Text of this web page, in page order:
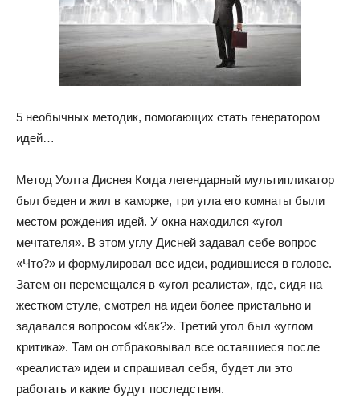
5 необычных методик, помогающих стать генератором
идей…
Метод Уолта Диснея Когда легендарный мультипликатор
был беден и жил в каморке, три угла его комнаты были
местом рождения идей. У окна находился «угол
мечтателя». В этом углу Дисней задавал себе вопрос
«Что?» и формулировал все идеи, родившиеся в голове.
Затем он перемещался в «угол реалиста», где, сидя на
жестком стуле, смотрел на идеи более пристально и
задавался вопросом «Как?». Третий угол был «углом
критика». Там он отбраковывал все оставшиеся после
«реалиста» идеи и спрашивал себя, будет ли это
работать и какие будут последствия.